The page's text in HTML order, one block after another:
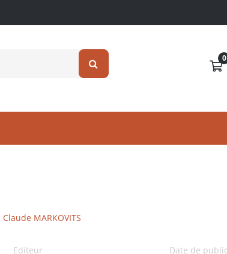
0
Claude MARKOVITS
Editeur
Date de